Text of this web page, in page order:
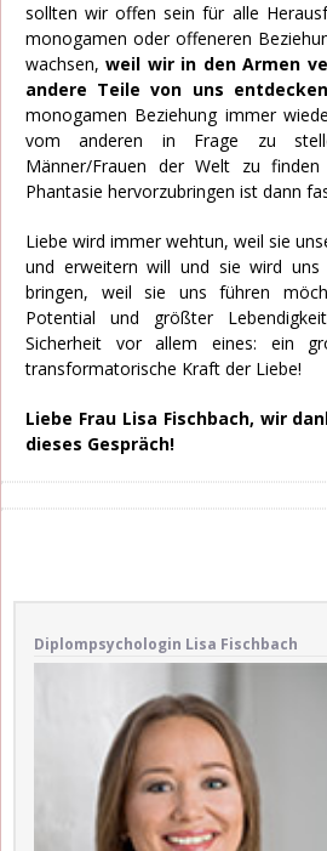
sollten wir offen sein für alle
monogamen oder offeneren
wachsen,weil wir in den Armen
andere Teile von uns entdecken
monogamen Beziehung immer
vom anderen in Frage zu
Männer/Frauen der Welt zu
Phantasie hervorzubringen ist dann
Liebe wird immer wehtun, weil sie
und erweitern will und sie wird
bringen, weil sie uns führen
Potential und größter
Sicherheit vor allem eines: ein
transformatorische Kraft der Liebe!
Liebe Frau Lisa Fischbach, wir
dieses Gespräch!
Diplompsychologin Lisa Fischbach